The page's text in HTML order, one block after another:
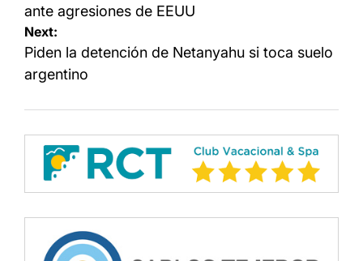
entradas
ante agresiones de EEUU
Next:
Piden la detención de Netanyahu si toca suelo
argentino